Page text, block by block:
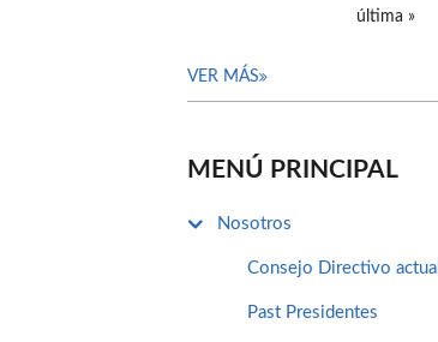
última »
VER MÁS
MENÚ PRINCIPAL
Nosotros
Consejo Directivo actual
Past Presidentes